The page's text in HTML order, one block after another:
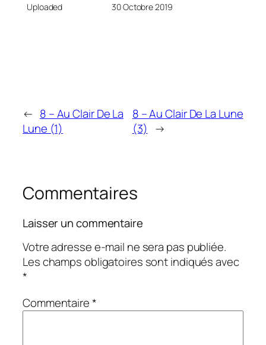
Uploaded
30 Octobre 2019
← 8 – Au Clair De La
Lune (1)
8 – Au Clair De La Lune
(3) →
Commentaires
Laisser un commentaire
Votre adresse e-mail ne sera pas publiée.
Les champs obligatoires sont indiqués avec
*
Commentaire*